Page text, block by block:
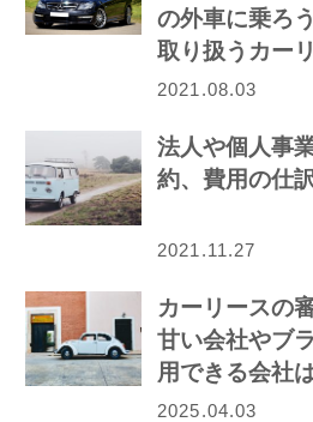
の外車に乗ろ
取り扱うカー
介！
2021.08.03
法人や個人事
約、費用の仕
2021.11.27
カーリースの
甘い会社やブ
用できる会社
2025.04.03